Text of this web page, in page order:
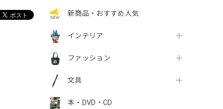
新商品・おすすめ人気
インテリア
ファッション
文具
本・DVD・CD